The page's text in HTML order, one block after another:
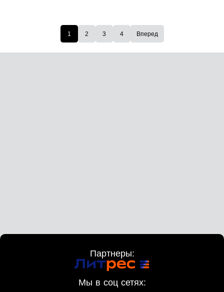
1 2 3 4 Вперед
Партнеры:
Мы в соц сетях: